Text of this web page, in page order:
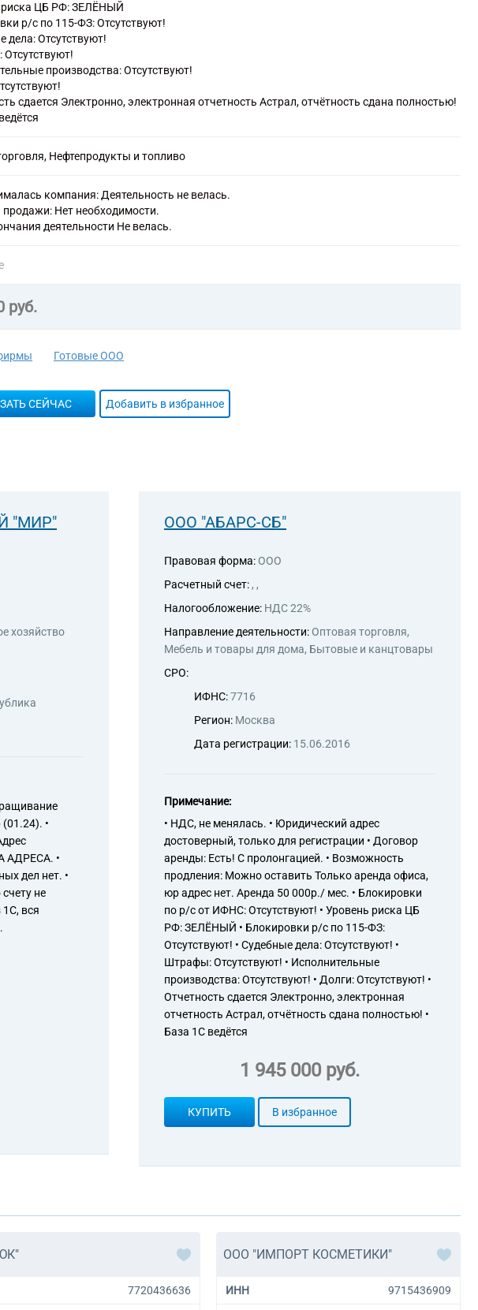
риска ЦБ РФ: ЗЕЛЁНЫЙ
р/с по 115-ФЗ: Отсутствуют!
дела: Отсутствуют!
производства: Отсутствуют!
сдается Электронно, электронная отчетность Астрал, отчётность сдана полностью!
Нефтепродукты и топливо
компания: Деятельность не велась.
продажи: Нет необходимости.
деятельности Не велась.
руб.
Готовые ООО
СЕЙЧАС Добавить в избранное
"МИР"
хозяйство
•
АДРЕСА. •
дел нет. •
не
1С, вся
ООО "АБАРС-СБ"
Правовая форма: ООО
Расчетный счет: , ,
Налогообложение: НДС 22%
Направление деятельности: Оптовая торговля,
Мебель и товары для дома, Бытовые и канцтовары
СРО:
ИФНС:7716
Регион: Москва
Дата регистрации: 15.06.2016
Примечание:
• НДС, не менялась. • Юридический адрес
достоверный, только для регистрации • Договор
аренды: Есть! С пролонгацией. • Возможность
продления: Можно оставить Только аренда офиса,
юр адрес нет. Аренда 50 000р./ мес. • Блокировки
по р/с от ИФНС: Отсутствуют! • Уровень риска ЦБ
РФ: ЗЕЛЁНЫЙ • Блокировки р/с по 115-ФЗ:
Отсутствуют! • Судебные дела: Отсутствуют! •
Штрафы: Отсутствуют! • Исполнительные
производства: Отсутствуют! • Долги: Отсутствуют! •
Отчетность сдается Электронно, электронная
отчетность Астрал, отчётность сдана полностью! •
База 1С ведётся
1 945 000 руб.
КУПИТЬ В избранное
7720436636
ООО "ИМПОРТ КОСМЕТИКИ"
ИНН 9715436909